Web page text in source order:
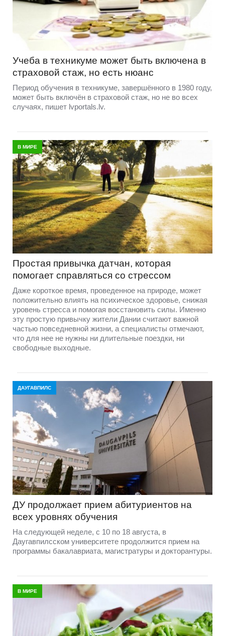
Учеба в техникуме может быть включена в
страховой стаж, но есть нюанс
Период обучения в техникуме, завершённого в 1980 году,
может быть включён в страховой стаж, но не во всех
случаях, пишет lvportals.lv.
В МИРЕ
Простая привычка датчан, которая
помогает справляться со стрессом
Даже короткое время, проведенное на природе, может
положительно влиять на психическое здоровье, снижая
уровень стресса и помогая восстановить силы. Именно
эту простую привычку жители Дании считают важной
частью повседневной жизни, а специалисты отмечают,
что для нее не нужны ни длительные поездки, ни
свободные выходные.
ДАУГАВПИЛС
ДУ продолжает прием абитуриентов на
всех уровнях обучения
На следующей неделе, с 10 по 18 августа, в
Даугавпилсском университете продолжится прием на
программы бакалавриата, магистратуры и докторантуры.
В МИРЕ